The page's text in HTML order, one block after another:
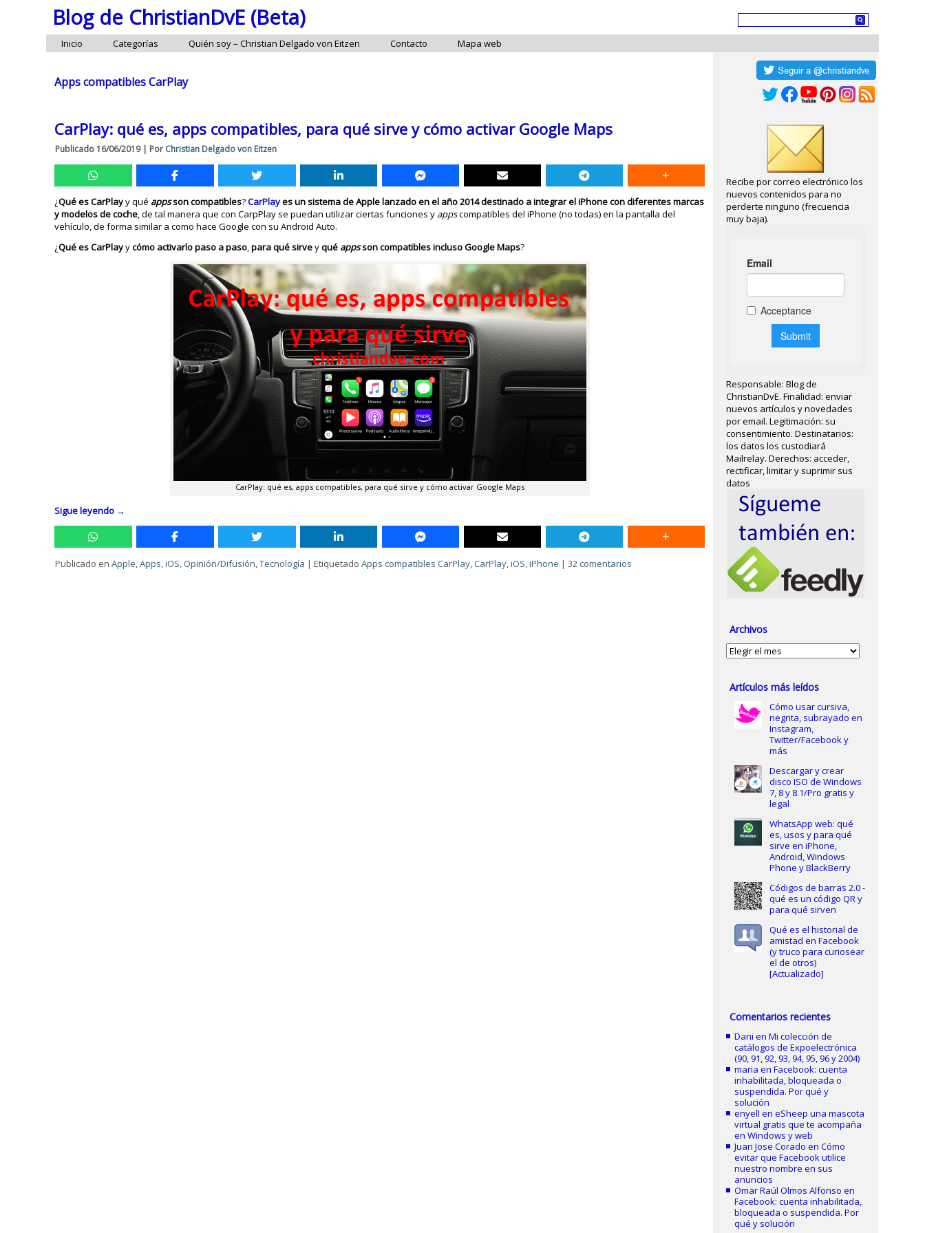
Blog de ChristianDvE (Beta)
Inicio Categorías Quién soy – Christian Delgado von Eitzen Contacto Mapa web
Apps compatibles CarPlay
CarPlay: qué es, apps compatibles, para qué sirve y cómo activar Google Maps
Publicado16/06/2019| Por Christian Delgado von Eitzen
¿Qué es CarPlayy qué appsson compatibles?CarPlayes un sistema de Apple lanzado en el año 2014 destinado a integrar el iPhone con diferentes marcas
y modelos de coche, de tal manera que con CarpPlay se puedan utilizar ciertas funciones y appscompatibles del iPhone (no todas) en la pantalla del
vehículo, de forma similar a como hace Google con su Android Auto.
¿Qué es CarPlayycómo activarlo paso a paso,para qué sirveyqué appsson compatibles incluso Google Maps?
CarPlay: qué es, apps compatibles, para qué sirve y cómo activar Google Maps
Sigue leyendo →
Publicado en Apple,Apps,iOS, Opinión/Difusión,Tecnología |Etiquetado Apps compatibles CarPlay,CarPlay,iOS,iPhone |32 comentarios
Recibe por correo electrónico los
nuevos contenidos para no
perderte ninguno (frecuencia
muy baja).
Responsable: Blog de
ChristianDvE. Finalidad: enviar
nuevos artículos y novedades
por email. Legitimación: su
consentimiento. Destinatarios:
los datos los custodiará
Mailrelay. Derechos: acceder,
rectificar, limitar y suprimir sus
datos
Archivos
Archivos
Artículos más leídos
Cómo usar cursiva,
negrita, subrayado en
Instagram,
Twitter/Facebook y
más
Descargar y crear
disco ISO de Windows
7, 8 y 8.1/Pro gratis y
legal
WhatsApp web: qué
es, usos y para qué
sirve en iPhone,
Android, Windows
Phone y BlackBerry
Códigos de barras 2.0 -
qué es un código QR y
para qué sirven
Qué es el historial de
amistad en Facebook
(y truco para curiosear
el de otros)
[Actualizado]
Comentarios recientes
Dani enMi colección de
catálogos de Expoelectrónica
(90, 91, 92, 93, 94, 95, 96 y 2004)
maria enFacebook: cuenta
inhabilitada, bloqueada o
suspendida. Por qué y
solución
enyell eneSheep una mascota
virtual gratis que te acompaña
en Windows y web
Juan Jose Corado enCómo
evitar que Facebook utilice
nuestro nombre en sus
anuncios
Omar Raúl Olmos Alfonso en
Facebook: cuenta inhabilitada,
bloqueada o suspendida. Por
qué y solución